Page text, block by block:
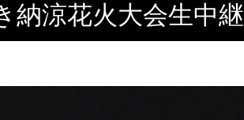
納涼花火大会生中継